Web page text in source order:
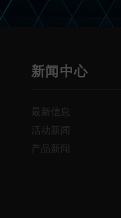
新闻中心
最新信息
活动新闻
产品新闻